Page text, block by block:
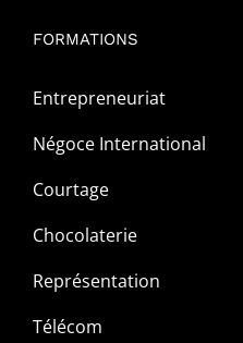
FORMATIONS
Entrepreneuriat
Négoce International
Courtage
Chocolaterie
Représentation
Télécom